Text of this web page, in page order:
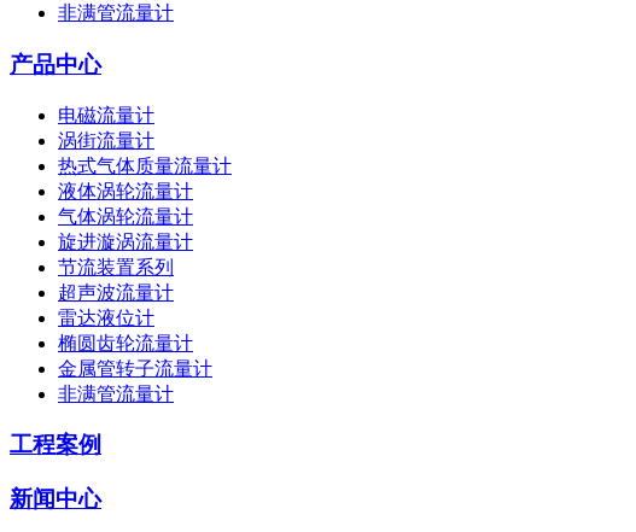
非满管流量计
产品中心
电磁流量计
涡街流量计
热式气体质量流量计
液体涡轮流量计
气体涡轮流量计
旋进漩涡流量计
节流装置系列
超声波流量计
雷达液位计
椭圆齿轮流量计
金属管转子流量计
非满管流量计
工程案例
新闻中心